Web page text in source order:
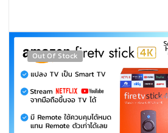
ให้
คำ
ปรึกษา
Out Of Stock